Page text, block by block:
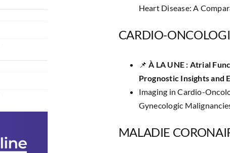
Heart Disease: A
CARDIO-
📌À LA UNE : Atrial
Prognostic Insights and
Imaging in Cardio-
Gynecologic
MALADIE